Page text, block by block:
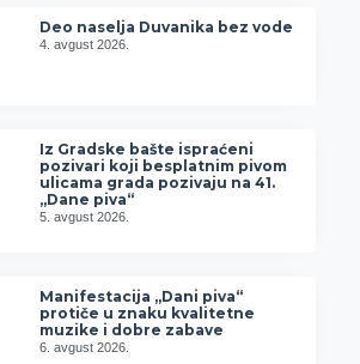
Deo naselja Duvanika bez vode
4. avgust 2026.
Iz Gradske bašte ispraćeni
pozivari koji besplatnim pivom
ulicama grada pozivaju na 41.
„Dane piva“
5. avgust 2026.
Manifestacija „Dani piva“
protiče u znaku kvalitetne
muzike i dobre zabave
6. avgust 2026.